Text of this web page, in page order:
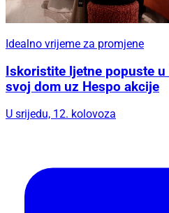
Idealno vrijeme za promjene
Iskoristite ljetne popuste
svoj dom uz Hespo akcije
U srijedu, 12. kolovoza